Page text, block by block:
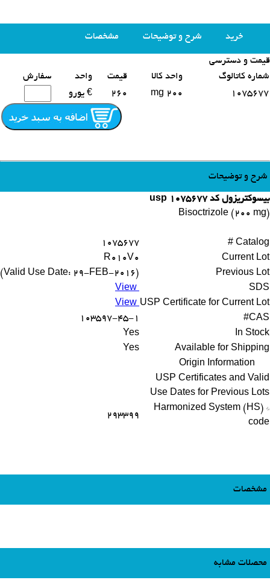
خرید شرح و توضیحات مشخصات
محصولات مشابه
قیمت و دسترسی
شماره کاتالوگ
واحد کالا قیمت واحد
سفارش
1075677
200 mg
260 € یورو
شرح و توضیحات
بیسوکتریزول کد 1075677 usp
Bisoctrizole (200 mg)
Catalog #
1075677
Current Lot
R010V0
Previous Lot
Use Date: 29-FEB-2016)
SDS
USP Certificate for Current Lot
CAS#
103597-45-1
In Stock
Yes
Available for Shipping
Yes
USP Certificates and Valid
Use Dates for Previous Lots
* Harmonized System (HS)
code
293399
مشخصات
محصلات مشابه